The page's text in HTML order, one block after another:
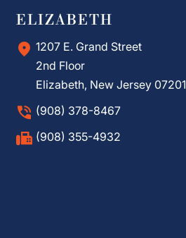
ELIZABETH
1207 E. Grand Street
2nd Floor
Elizabeth, New Jersey 07201
(908) 378-8467
(908) 355-4932